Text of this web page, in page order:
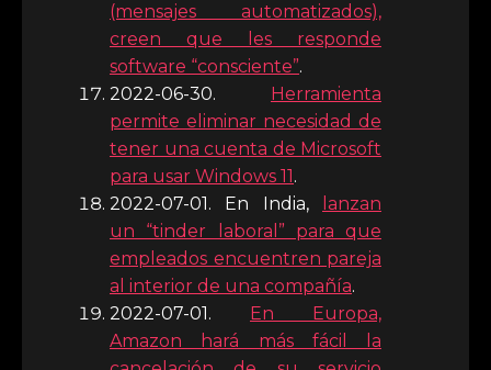
(mensajes automatizados),
creen que les responde
software “consciente”.
2022-06-30. Herramienta
permite eliminar necesidad de
tener una cuenta de Microsoft
para usar Windows 11.
2022-07-01. En India,
lanzan
un “tinder laboral” para que
empleados encuentren pareja
al interior de una compañía.
2022-07-01. En Europa,
Amazon hará más fácil la